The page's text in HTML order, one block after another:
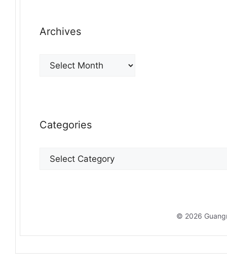
Archives
Archives
Categories
Categories
© 2026